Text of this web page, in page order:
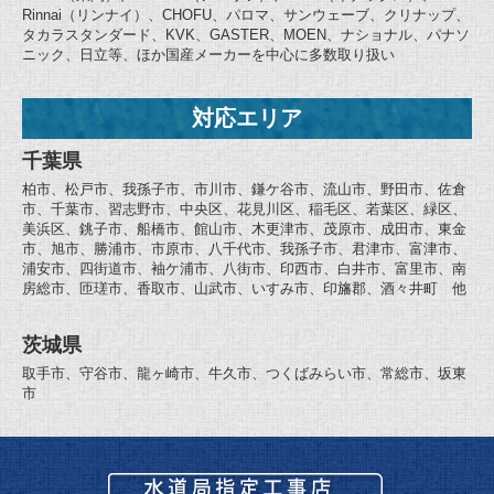
Rinnai（リンナイ）、CHOFU、パロマ、サンウェーブ、クリナップ、
タカラスタンダード、KVK、GASTER、MOEN、ナショナル、パナソ
ニック、日立等、ほか国産メーカーを中心に多数取り扱い
対応エリア
千葉県
柏市、松戸市、我孫子市、市川市、鎌ケ谷市、流山市、野田市、佐倉
市、千葉市、習志野市、中央区、花見川区、稲毛区、若葉区、緑区、
美浜区、銚子市、船橋市、館山市、木更津市、茂原市、成田市、東金
市、旭市、勝浦市、市原市、八千代市、我孫子市、君津市、富津市、
浦安市、四街道市、袖ケ浦市、八街市、印西市、白井市、富里市、南
房総市、匝瑳市、香取市、山武市、いすみ市、印旛郡、酒々井町 他
茨城県
取手市、守谷市、龍ヶ崎市、牛久市、つくばみらい市、常総市、坂東
市